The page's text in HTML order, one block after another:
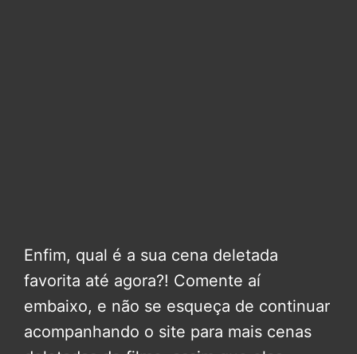
Enfim, qual é a sua cena deletada
favorita até agora?! Comente aí
embaixo, e não se esqueça de continuar
acompanhando o site para mais cenas